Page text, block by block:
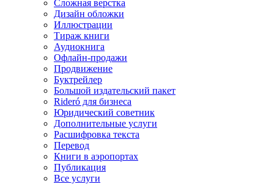
Сложная верстка
Дизайн обложки
Иллюстрации
Тираж книги
Аудиокнига
Офлайн-продажи
Продвижение
Буктрейлер
Большой издательский пакет
Rideró для бизнеса
Юридический советник
Дополнительные услуги
Расшифровка текста
Перевод
Книги в аэропортах
Публикация
Все услуги